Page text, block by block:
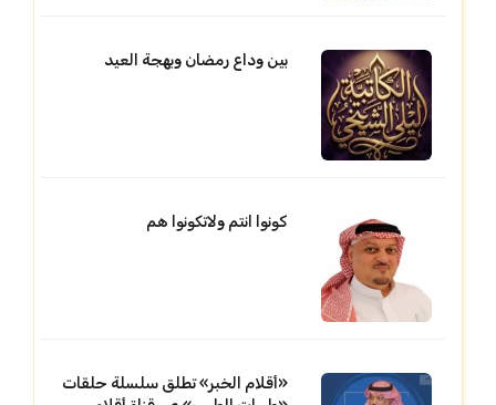
بين وداع رمضان وبهجة العيد
كونوا انتم ولاتكونوا هم
«أقلام الخبر» تطلق سلسلة حلقات